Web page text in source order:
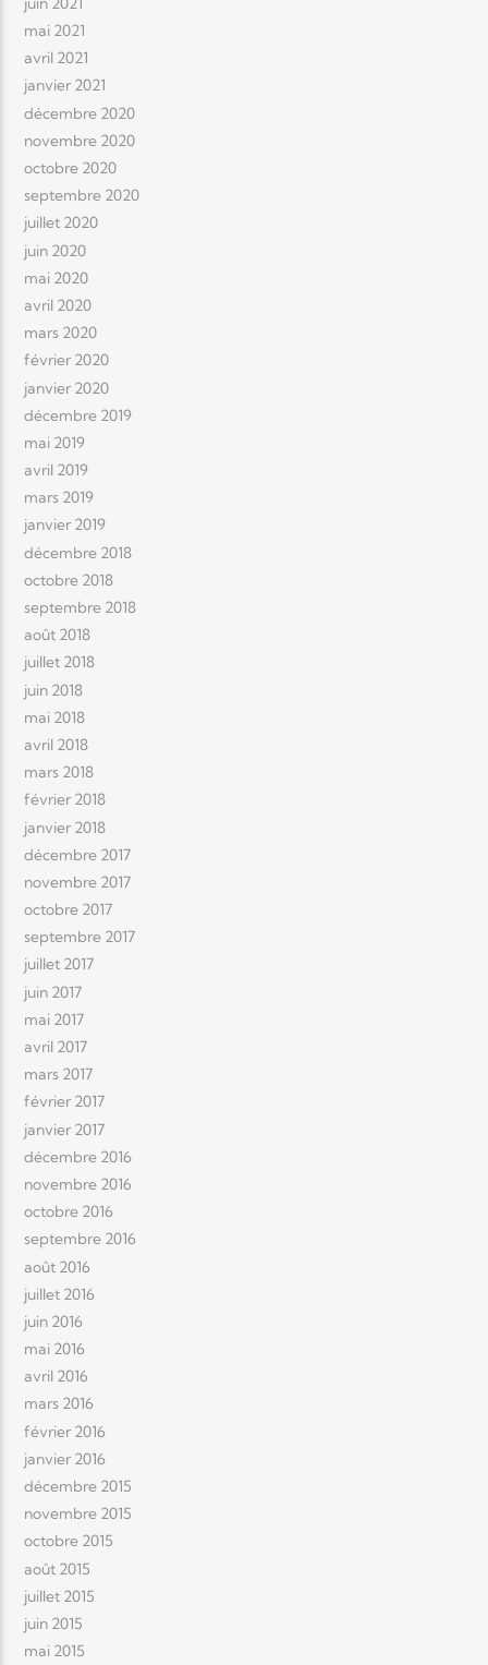
mai 2021
avril 2021
janvier 2021
décembre 2020
novembre 2020
octobre 2020
septembre 2020
juillet 2020
juin 2020
mai 2020
avril 2020
mars 2020
février 2020
janvier 2020
décembre 2019
mai 2019
avril 2019
mars 2019
janvier 2019
décembre 2018
octobre 2018
septembre 2018
août 2018
juillet 2018
juin 2018
mai 2018
avril 2018
mars 2018
février 2018
janvier 2018
décembre 2017
novembre 2017
octobre 2017
septembre 2017
juillet 2017
juin 2017
mai 2017
avril 2017
mars 2017
février 2017
janvier 2017
décembre 2016
novembre 2016
octobre 2016
septembre 2016
août 2016
juillet 2016
juin 2016
mai 2016
avril 2016
mars 2016
février 2016
janvier 2016
décembre 2015
novembre 2015
octobre 2015
août 2015
juillet 2015
juin 2015
mai 2015